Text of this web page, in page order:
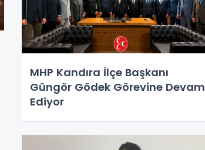
MHP Kandıra İlçe Başkanı
Güngör Gödek Görevine Devam
Ediyor